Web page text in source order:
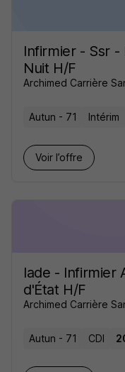
Infirmier - Ssr -
Nuit H/F
Archimed Carrière
Autun - 71 Intérim
Voir l’offre
Iade - Infirmier
d'État H/F
Archimed Carrière
Autun - 71 CDI